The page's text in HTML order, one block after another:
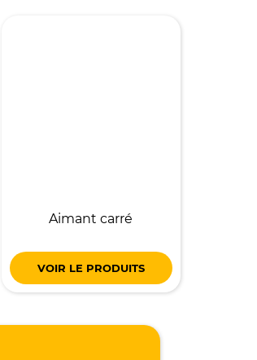
Aimant carré
VOIR LE PRODUITS